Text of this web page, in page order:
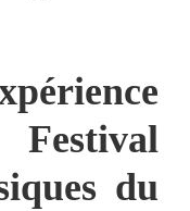
Festival
du